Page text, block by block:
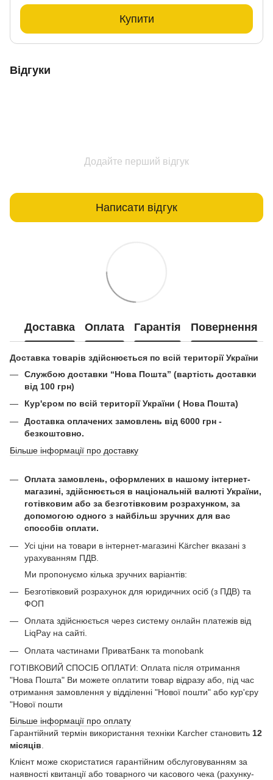
Купити
Відгуки
Додайте перший відгук
Написати відгук
Доставка Оплата Гарантія Повернення
Доставка товарів здійснюється по всій території України
Службою доставки “Нова Пошта” (вартість доставки
від 100 грн)
Кур'єром по всій території України ( Нова Пошта)
Доставка оплачених замовлень від 6000 грн -
безкоштовно.
Більше інформації про доставку
Оплата замовлень, оформлених в нашому інтернет-
магазині, здійснюється в національній валюті України,
готівковим або за безготівковим розрахунком, за
допомогою одного з найбільш зручних для вас
способів оплати.
Усі ціни на товари в інтернет-магазині Kärcher вказані з
урахуванням ПДВ.
Ми пропонуємо кілька зручних варіантів:
Безготівковий розрахунок для юридичних осіб (з ПДВ) та
ФОП
Оплата здійснюється через систему онлайн платежів від
LiqPay на сайті.
Оплата частинами ПриватБанк та monobank
ГОТІВКОВИЙ СПОСІБ ОПЛАТИ: Оплата після отримання
"Нова Пошта" Ви можете оплатити товар відразу або, під час
отримання замовлення у відділенні "Нової пошти" або кур'єру
"Нової пошти
Більше інформації про оплату
Гарантійний термін використання техніки Karcher становить 12
місяців
Клієнт може скористатися гарантійним обслуговуванням за
наявності квитанції або товарного чи касового чека (рахунку-